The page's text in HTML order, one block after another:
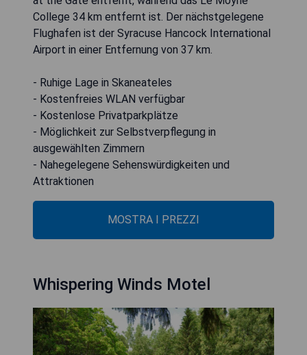
College 34 km entfernt ist. Der nächstgelegene
Flughafen ist der Syracuse Hancock International
Airport in einer Entfernung von 37 km.
- Ruhige Lage in Skaneateles
- Kostenfreies WLAN verfügbar
- Kostenlose Privatparkplätze
- Möglichkeit zur Selbstverpflegung in
ausgewählten Zimmern
- Nahegelegene Sehenswürdigkeiten und
Attraktionen
MOSTRA I PREZZI
Whispering Winds Motel